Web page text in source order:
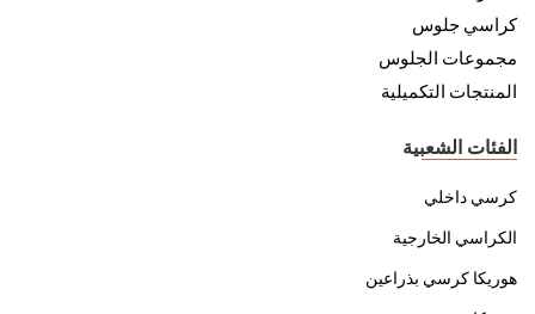
كراسي جلوس
مجموعات الجلوس
المنتجات التكميلية
الفئات الشعبية
كرسي داخلي
الكراسي الخارجية
هوريكا كرسي بذراعين